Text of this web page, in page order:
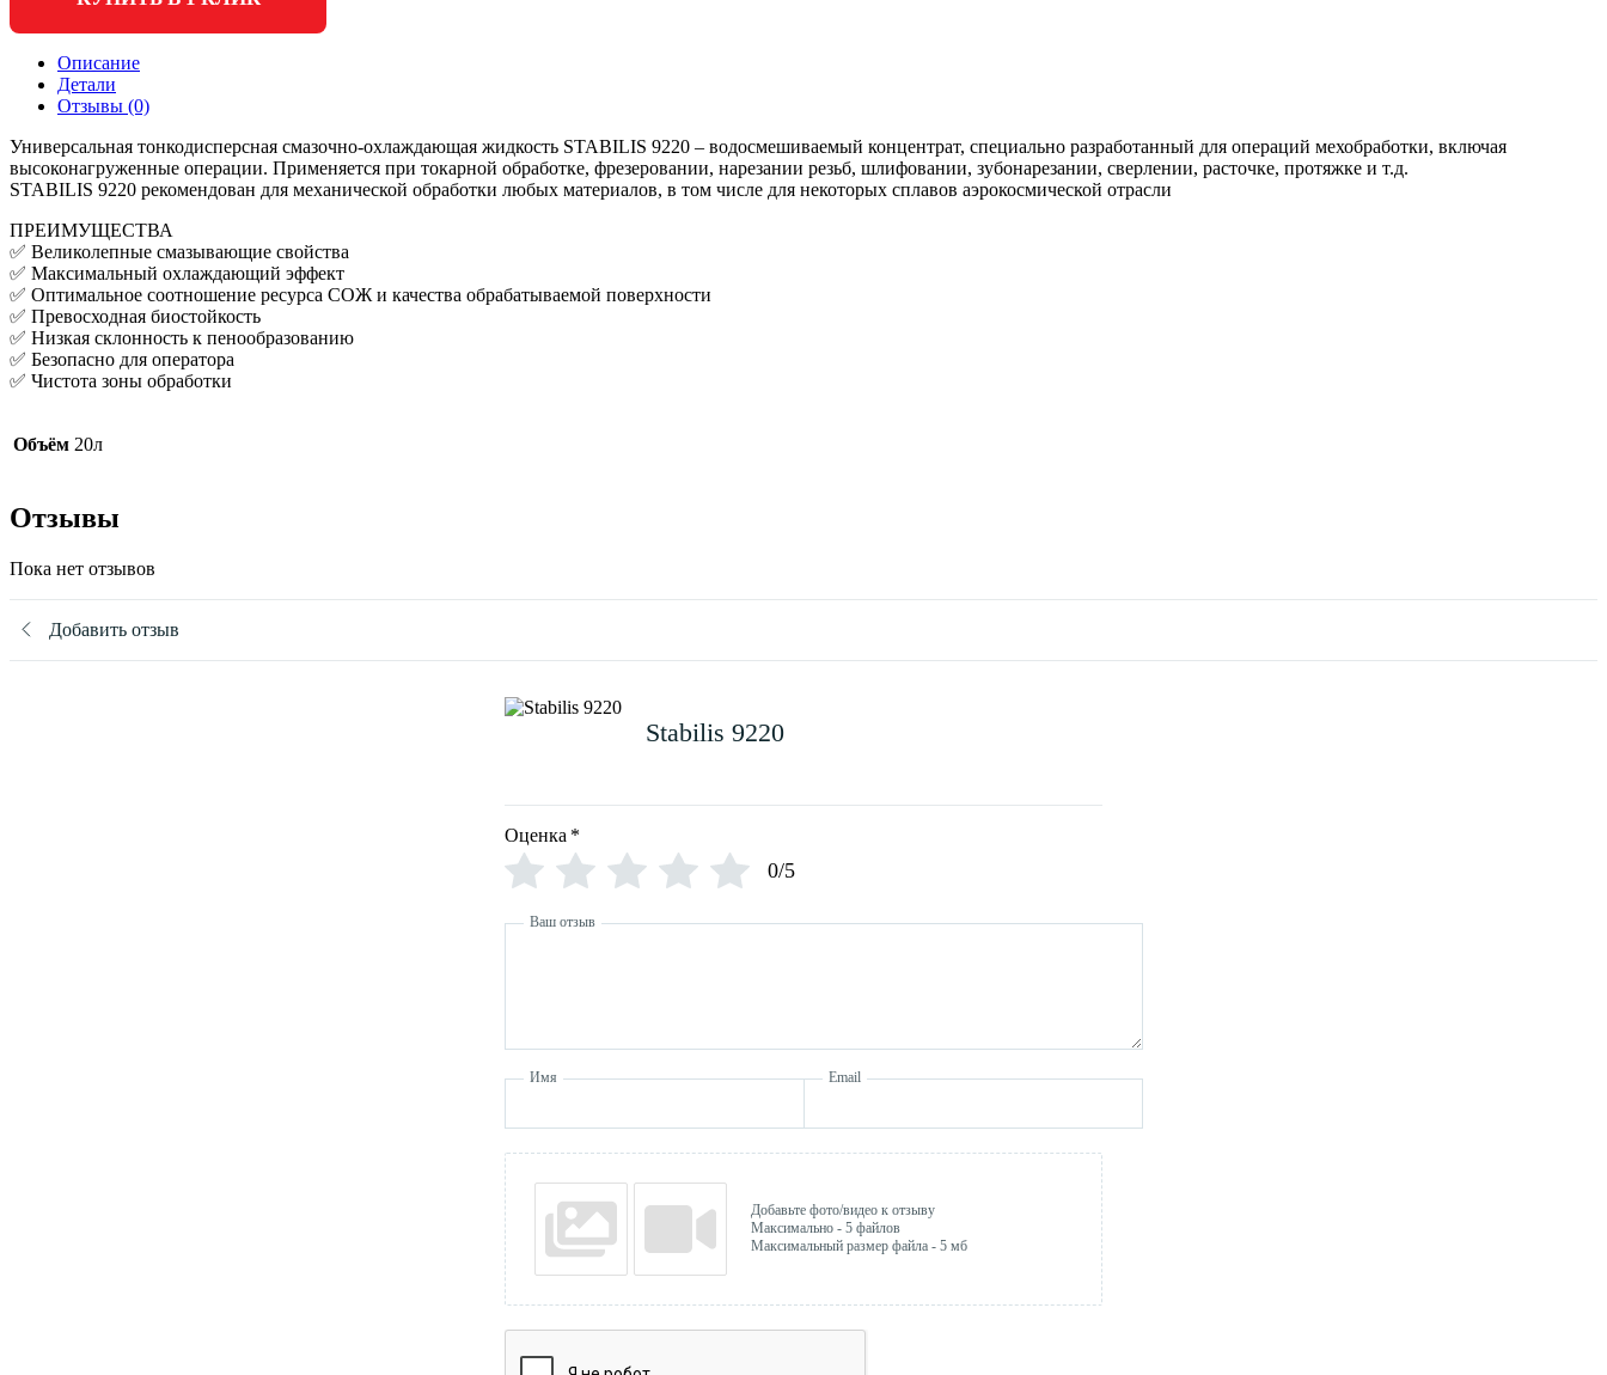
Описание
Детали
Отзывы (0)
Универсальная тонкодисперсная смазочно-охлаждающая жидкость STABILIS 9220 – водосмешиваемый концентрат, специально разработанный для операций мехобработки, включая
высоконагруженные операции. Применяется при токарной обработке, фрезеровании, нарезании резьб, шлифовании, зубонарезании, сверлении, расточке, протяжке и т.д.
STABILIS 9220 рекомендован для механической обработки любых материалов, в том числе для некоторых сплавов аэрокосмической отрасли
ПРЕИМУЩЕСТВА
✅ Великолепные смазывающие свойства
✅ Максимальный охлаждающий эффект
✅ Оптимальное соотношение ресурса СОЖ и качества обрабатываемой поверхности
✅ Превосходная биостойкость
✅ Низкая склонность к пенообразованию
✅ Безопасно для оператора
✅ Чистота зоны обработки
Объём 20л
Отзывы
Пока нет отзывов
Добавить отзыв
Stabilis 9220
Оценка *
0/5
Ваш отзыв
Имя Email
Добавьте фото/видео к отзыву
Максимально - 5 файлов
Максимальный размер файла - 5 мб